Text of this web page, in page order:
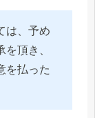
は、予め
頂き、
を払った